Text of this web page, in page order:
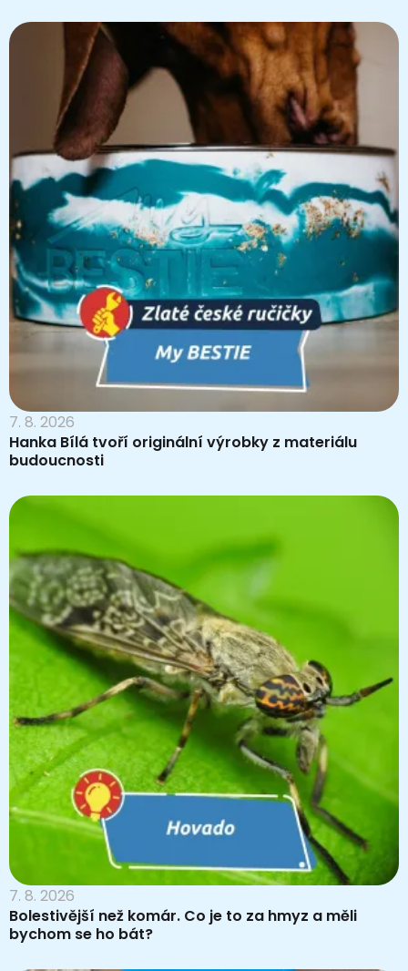
7. 8. 2026
Hanka Bílá tvoří originální výrobky z materiálu
budoucnosti
7. 8. 2026
Bolestivější než komár. Co je to za hmyz a měli
bychom se ho bát?